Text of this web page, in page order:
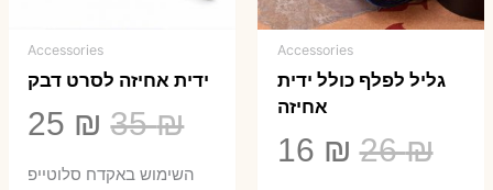
Accessories
גליל לפלף כולל ידית
אחיזה
26₪
המחיר
16 ₪
Accessories
ידית אחיזה לסרט דבק
35₪
המחיר
המקורי
25 ₪
השימוש באקדח סלוטייפ